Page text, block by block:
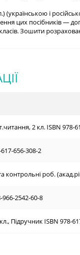
(українською і
цих посібників
Зошити
2 кл. ISBN 978-
656-308-2
контрольні роб.
2542-60-8
Підручник ISBN 978-